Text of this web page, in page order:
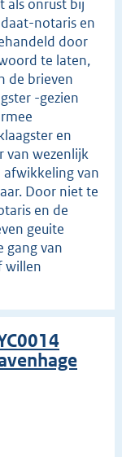
als onrust bij
notaris en
door
te laten,
de brieven
-gezien
en
van wezenlijk
afwikkeling van
Door niet te
en de
geuite
gang van
willen